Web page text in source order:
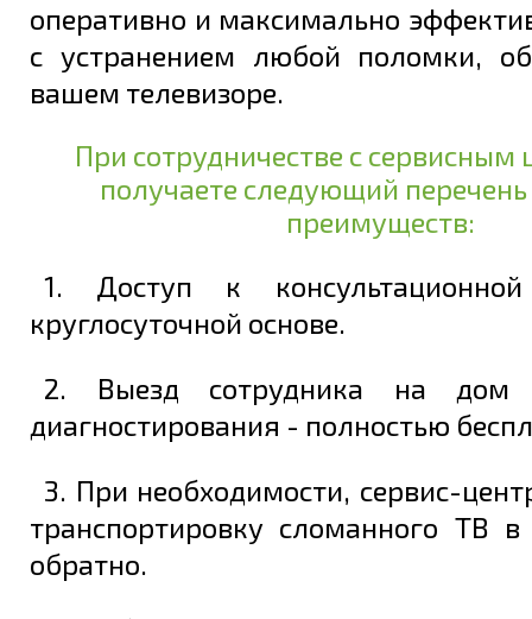
оперативно и максимально
с устранением любой поломки,
вашем телевизоре.
При сотрудничестве с сервисным
получаете следующий
преимуществ:
1. Доступ к
круглосуточной основе.
2. Выезд сотрудника на дом
диагностирования - полностью
3. При необходимости, сервис-
транспортировку сломанного ТВ
обратно.